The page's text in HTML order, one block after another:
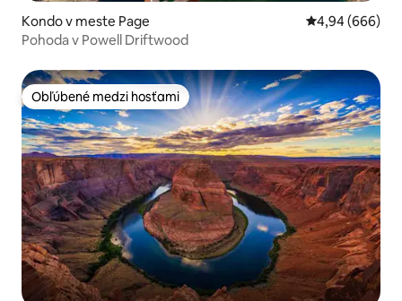
Kondo v meste Page Priemerné
4,94 (666)
Pohoda v Powell Driftwood
Obľúbené medzi hosťami
Obľúbené medzi hosťami